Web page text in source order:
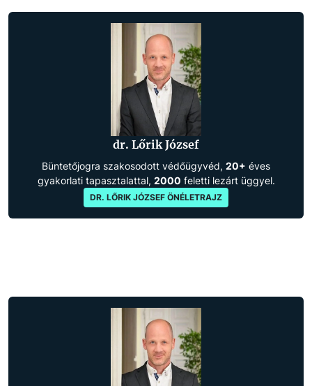
dr. Lőrik József
Büntetőjogra szakosodott védőügyvéd, 20+ éves
gyakorlati tapasztalattal, 2000 feletti lezárt üggyel.
DR. LŐRIK JÓZSEF ÖNÉLETRAJZ